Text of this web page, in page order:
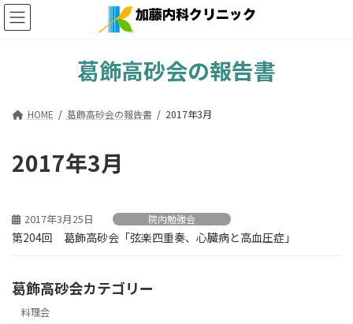
コ
ン
ナ
ビ
葛飾高砂会の報告書
HOME 葛飾高砂会の報告書 2017年3月
2017年3月
2017年3月25日 院内勉強会
第204回 葛飾高砂会「弦楽四重奏、心臓病と高血圧症」
葛飾高砂会カテゴリー
料理会